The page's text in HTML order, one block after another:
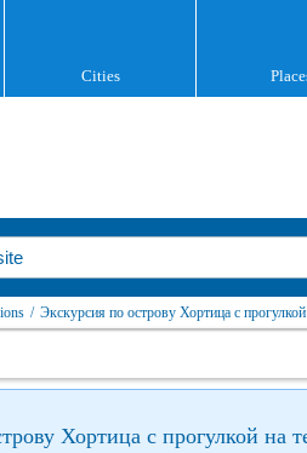
Cities
/ Экскурсия по острову Хортица с
Хортица с прогулкой на